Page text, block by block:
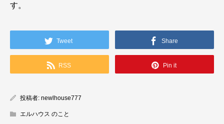
す。
Tweet Share
RSS Pin it
投稿者: newlhouse777
エルハウス のこと